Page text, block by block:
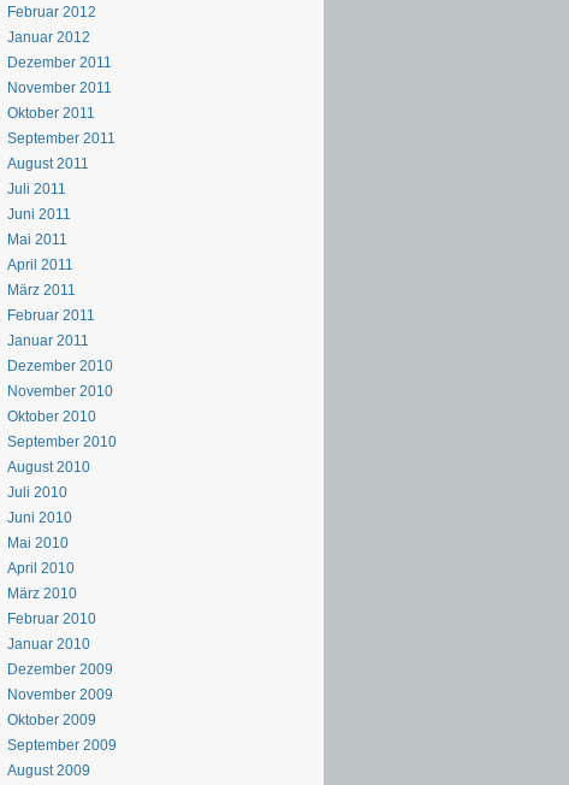
Februar 2012
Januar 2012
Dezember 2011
November 2011
Oktober 2011
September 2011
August 2011
Juli 2011
Juni 2011
Mai 2011
April 2011
März 2011
Februar 2011
Januar 2011
Dezember 2010
November 2010
Oktober 2010
September 2010
August 2010
Juli 2010
Juni 2010
Mai 2010
April 2010
März 2010
Februar 2010
Januar 2010
Dezember 2009
November 2009
Oktober 2009
September 2009
August 2009